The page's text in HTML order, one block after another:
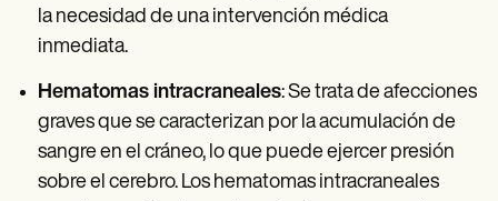
la necesidad de una intervención médica
inmediata.
Hematomas intracraneales: Se trata de afecciones
graves que se caracterizan por la acumulación de
sangre en el cráneo, lo que puede ejercer presión
sobre el cerebro. Los hematomas intracraneales